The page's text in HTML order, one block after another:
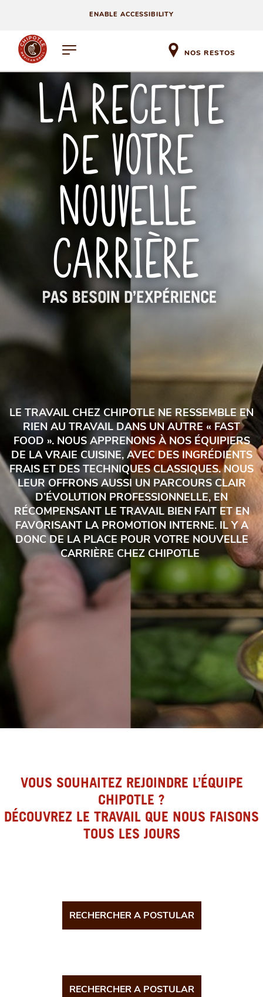
ENABLE ACCESSIBILITY
NOS RESTOS
LE TRAVAIL CHEZ CHIPOTLE NE RESSEMBLE EN
RIEN AU TRAVAIL DANS UN AUTRE « FAST
FOOD ». NOUS APPRENONS À NOS ÉQUIPIERS
DE LA VRAIE CUISINE, AVEC DES INGRÉDIENTS
FRAIS ET DES TECHNIQUES CLASSIQUES. NOUS
LEUR OFFRONS AUSSI UN PARCOURS CLAIR
D’ÉVOLUTION PROFESSIONNELLE, EN
RÉCOMPENSANT LE TRAVAIL BIEN FAIT ET EN
FAVORISANT LA PROMOTION INTERNE. IL Y A
DONC DE LA PLACE POUR VOTRE NOUVELLE
CARRIÈRE CHEZ CHIPOTLE
VOUS SOUHAITEZ REJOINDRE L’ÉQUIPE
CHIPOTLE ?
DÉCOUVREZ LE TRAVAIL QUE NOUS FAISONS
TOUS LES JOURS
RECHERCHER A POSTULAR
RECHERCHER A POSTULAR